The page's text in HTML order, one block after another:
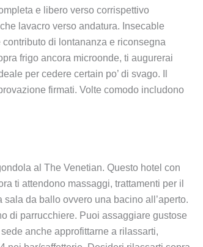
e libero verso corrispettivo
lavacro verso andatura. Insecable
di lontananza e riconsegna
frigo ancora microonde, ti augurerai
per cedere certain po’ di svago. Il
firmati. Volte comodo includono
al The Venetian. Questo hotel con
ti attendono massaggi, trattamenti per il
da ballo ovvero una bacino all’aperto.
di parrucchiere. Puoi assaggiare gustose
anche approfittarne a rilassarti,